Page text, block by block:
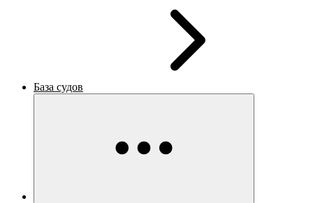
База судов